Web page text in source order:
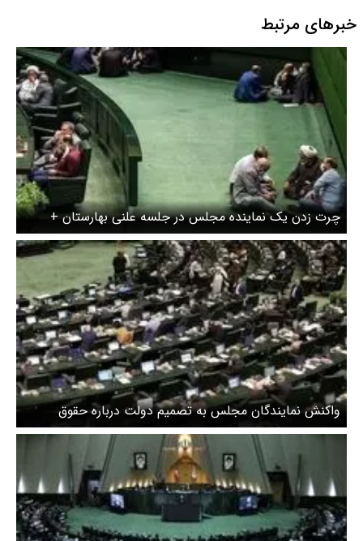
خبرهای مرتبط
چرت زدن یک نماینده مجلس در جلسه علنی بهارستان +
عکس
واکنش نمایندگان مجلس به تصمیم دولت درباره حقوق
کارمندان